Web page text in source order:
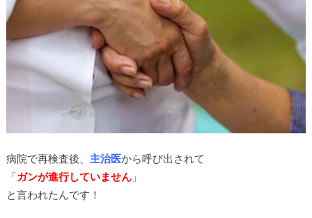
病院で再検査後、 主治医から呼び出されて
「ガンが進行していません」
と言われたんです！